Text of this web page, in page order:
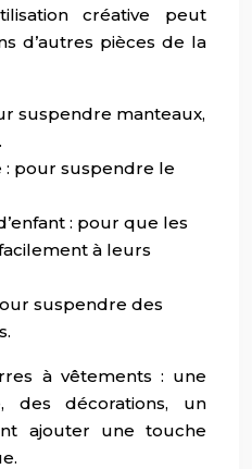
créative peut
d’autres pièces de la
suspendre manteaux,
: pour suspendre le
: pour que les
à leurs
suspendre des
à vêtements : une
des décorations, un
ajouter une touche